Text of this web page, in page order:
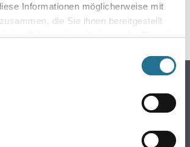
Informationen möglicherweise mit
die Sie ihnen bereitgestellt
im Rahmen Ihrer Nutzung der Dienste
ZUM ONLINE-SHOP